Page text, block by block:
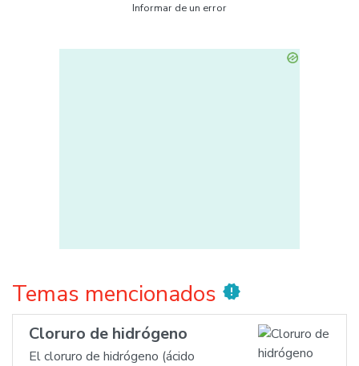
Informar de un error
Temas mencionados new_releases
Cloruro de hidrógeno
El cloruro de hidrógeno (ácido